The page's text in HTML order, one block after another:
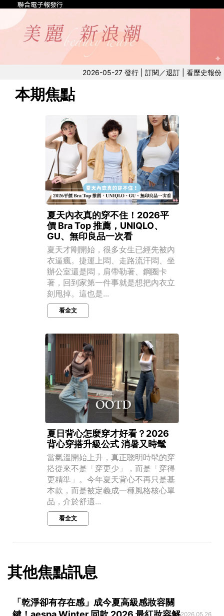
聯合電子報發行
2026-05-27 發行 | 訂閱／退訂 看歷史報份
本期焦點
夏天內衣真的穿不住！2026平
價 Bra Top 推薦，UNIQLO、
GU、無印良品一次看
夏天才剛開始，很多女生已經先被內
衣逼瘋。捷運上悶、走路流汗悶、坐
辦公室還是悶，肩帶勒著、鋼圈卡
著，回到家第一件事就是想把內衣立
刻甩掉。這也是...
看全文
夏日背心怎麼穿才好看？2026
背心穿搭升級公式 消暑又時髦
當氣溫開始上升，真正聰明時髦的穿
搭從來不是「穿更少」，而是「穿得
更精準」。今年夏天背心不再只是基
本款，而是被定義成一種風格核心單
品，介於舒適...
看全文
其他焦點訊息
「乾淨卻有存在感」成今夏高級感妝容關
2026.05.26